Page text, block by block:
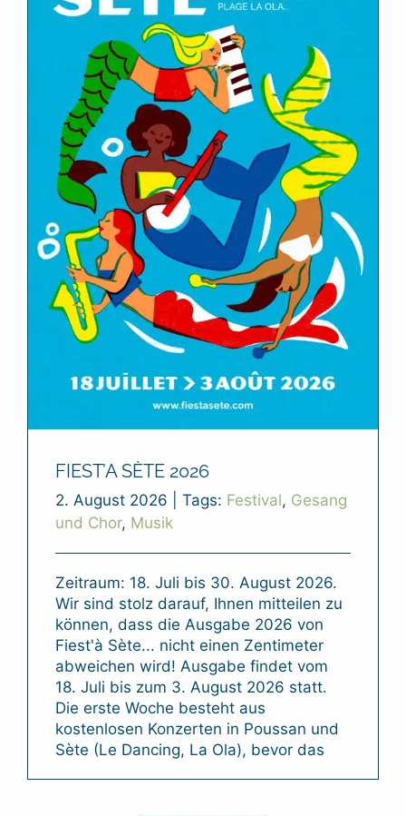
FIEST’A SÈTE 2026
2. August 2026 Tags: Festival, Gesang
und Chor, Musik
Zeitraum: 18. Juli bis 30. August 2026.
Wir sind stolz darauf, Ihnen mitteilen zu
können, dass die Ausgabe 2026 von
Fiest'à Sète... nicht einen Zentimeter
abweichen wird! Ausgabe findet vom
18. Juli bis zum 3. August 2026 statt.
Die erste Woche besteht aus
kostenlosen Konzerten in Poussan und
Sète (Le Dancing, La Ola), bevor das